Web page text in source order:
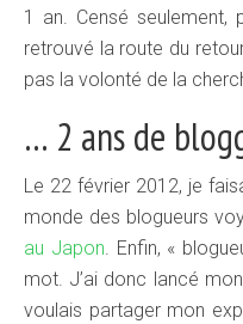
1 an. Censé seulement,
retrouvé la route du
pas la volonté de la
… 2 ans de
Le 22 février 2012, je
monde des blogueurs
au Japon. Enfin, «
mot. J’ai donc lancé
voulais partager mon